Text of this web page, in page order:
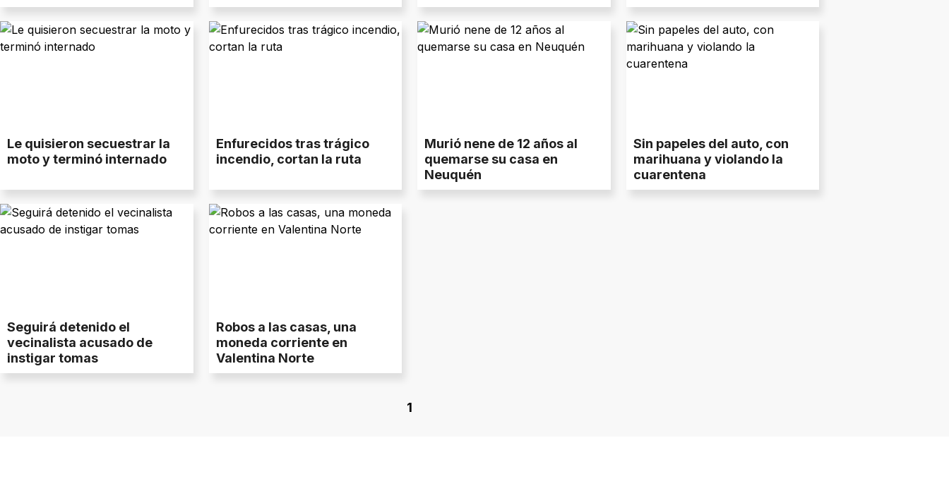
Le quisieron secuestrar la
moto y terminó internado
Enfurecidos tras trágico
incendio, cortan la ruta
Murió nene de 12 años al
quemarse su casa en
Neuquén
Sin papeles del auto, con
marihuana y violando la
cuarentena
Seguirá detenido el
vecinalista acusado de
instigar tomas
Robos a las casas, una
moneda corriente en
Valentina Norte
1